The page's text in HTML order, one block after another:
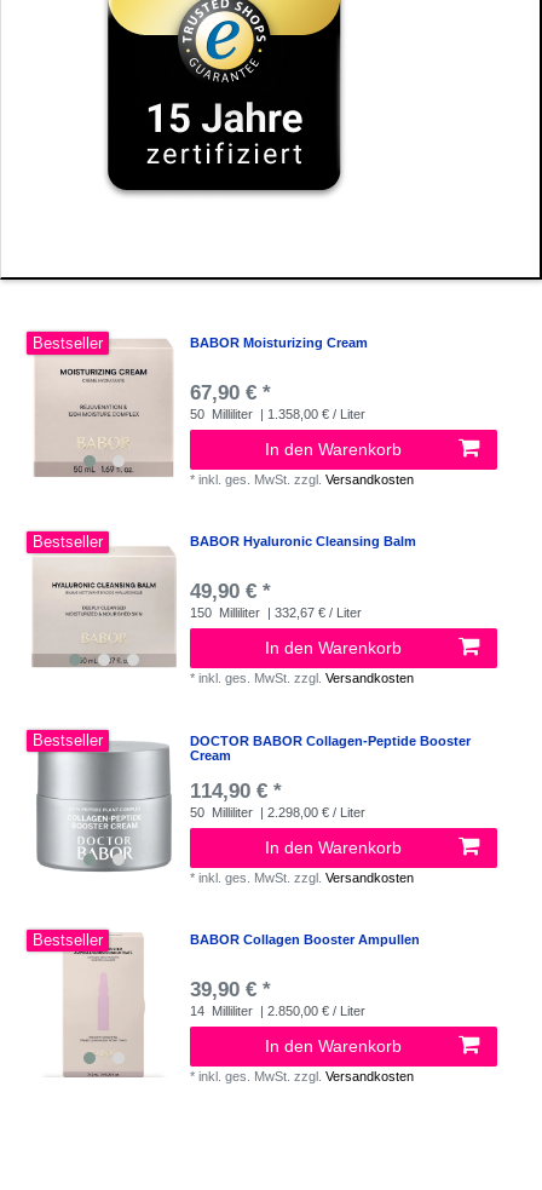
Bestseller BABOR Moisturizing Cream
67,90 € *
50 Milliliter | 1.358,00 € / Liter
In den Warenkorb
*inkl. ges. MwSt. zzgl.Versandkosten
Bestseller BABOR Hyaluronic Cleansing Balm
49,90 € *
150 Milliliter | 332,67 € / Liter
In den Warenkorb
*inkl. ges. MwSt. zzgl.Versandkosten
Bestseller
DOCTOR BABOR Collagen-Peptide Booster
Cream
114,90 € *
50 Milliliter | 2.298,00 € / Liter
In den Warenkorb
*inkl. ges. MwSt. zzgl.Versandkosten
Bestseller BABOR Collagen Booster Ampullen
39,90 € *
14 Milliliter | 2.850,00 € / Liter
In den Warenkorb
*inkl. ges. MwSt. zzgl.Versandkosten